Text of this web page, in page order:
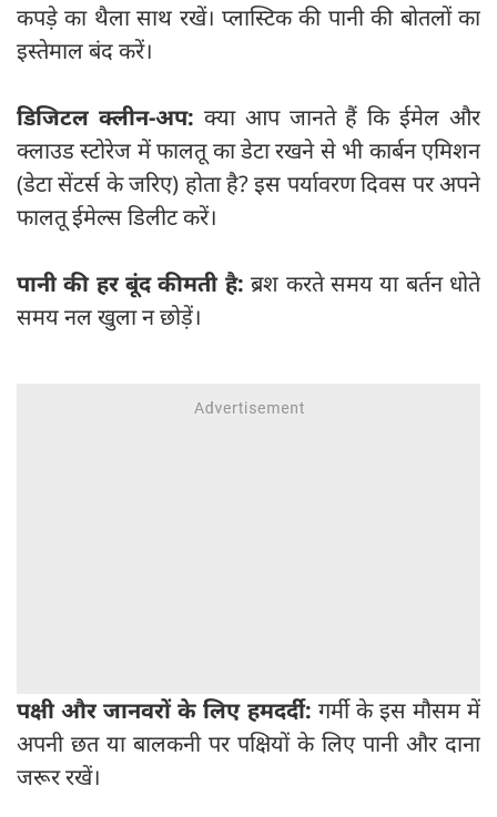
कपड़े का थैला साथ रखें। प्लास्टिक की पानी की बोतलों का
इस्तेमाल बंद करें।
डिजिटल क्लीन-अप: क्या आप जानते हैं कि ईमेल और
क्लाउड स्टोरेज में फालतू का डेटा रखने से भी कार्बन एमिशन
(डेटा सेंटर्स के जरिए) होता है? इस पर्यावरण दिवस पर अपने
फालतू ईमेल्स डिलीट करें।
पानी की हर बूंद कीमती है:ब्रश करते समय या बर्तन धोते
समय नल खुला न छोड़ें।
पक्षी और जानवरों के लिए हमदर्दी: गर्मी के इस मौसम में
अपनी छत या बालकनी पर पक्षियों के लिए पानी और दाना
जरूर रखें।